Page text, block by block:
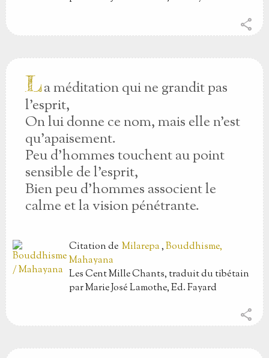
share
La méditation qui ne grandit pas
l’esprit,
On lui donne ce nom, mais elle n’est
qu’apaisement.
Peu d’hommes touchent au point
sensible de l’esprit,
Bien peu d’hommes associent le
calme et la vision pénétrante.
Citationde Milarepa,Bouddhisme,
Mahayana
Les Cent Mille Chants, traduit du tibétain
par Marie José Lamothe, Ed. Fayard
share